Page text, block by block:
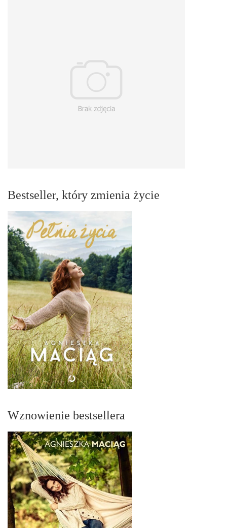
Bestseller, który zmienia życie
Wznowienie bestsellera